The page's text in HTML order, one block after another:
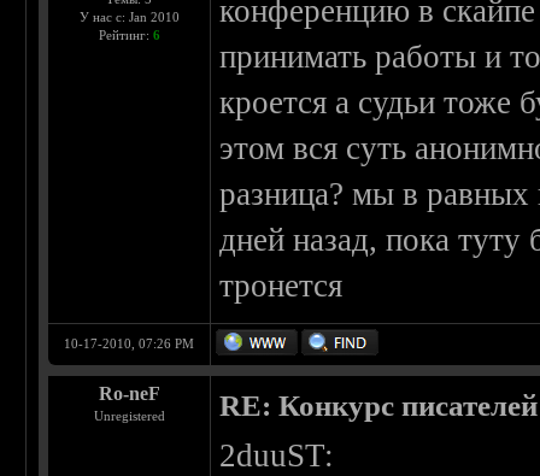
У нас с: Jan 2010
Рейтинг: 6
конференцию в
принимать работы и
кроется а судьи тоже
этом вся суть
разница? мы в равных
дней назад, пока туту
тронется
10-17-2010, 07:26 PM
Ro-neF
Unregistered RE: Конкурс писателей
2duuST: